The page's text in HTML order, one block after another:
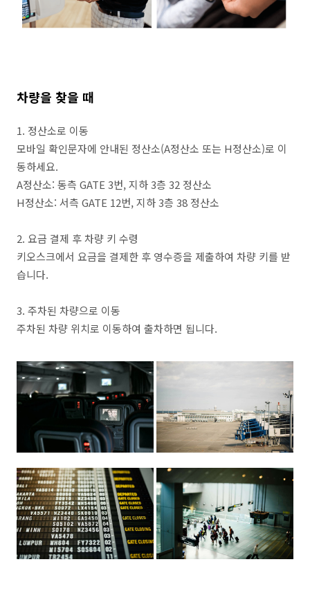
차량을 찾을 때
1. 정산소로 이동
모바일 확인문자에 안내된 정산소(A정산소 또는 H정산소)로 이
동하세요.
A정산소: 동측 GATE 3번, 지하 3층 32 정산소
H정산소: 서측 GATE 12번, 지하 3층 38 정산소
2. 요금 결제 후 차량 키 수령
키오스크에서 요금을 결제한 후 영수증을 제출하여 차량 키를 받
습니다.
3. 주차된 차량으로 이동
주차된 차량 위치로 이동하여 출차하면 됩니다.